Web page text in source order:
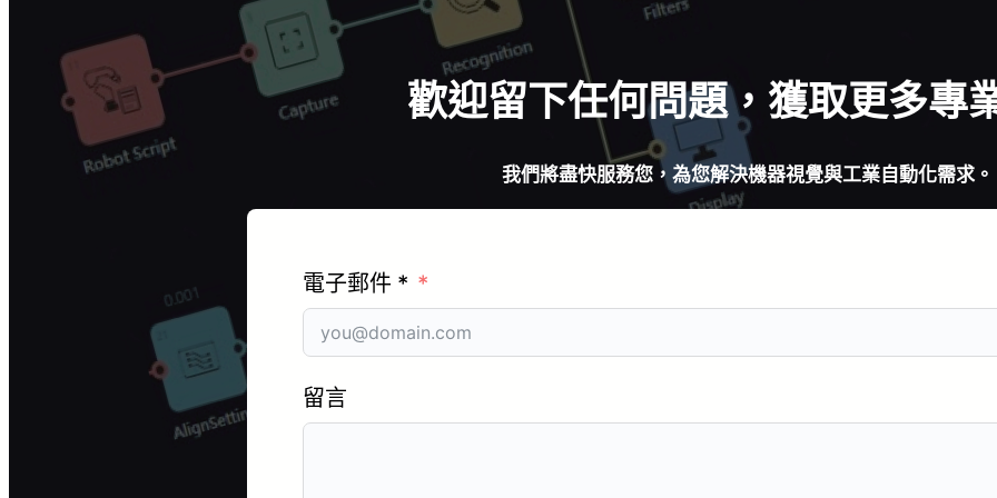
歡迎留下任何問題，獲取更多專
我們將盡快服務您，為您解決機器視覺與工業自動化需求。
電子郵件 *
留言